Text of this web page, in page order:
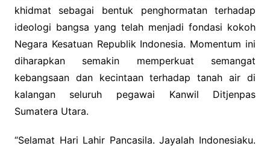
khidmat sebagai bentuk penghormatan terhadap
ideologi bangsa yang telah menjadi fondasi kokoh
Negara Kesatuan Republik Indonesia. Momentum ini
diharapkan semakin memperkuat semangat
kebangsaan dan kecintaan terhadap tanah air di
kalangan seluruh pegawai Kanwil Ditjenpas
Sumatera Utara.
“Selamat Hari Lahir Pancasila. Jayalah Indonesiaku.